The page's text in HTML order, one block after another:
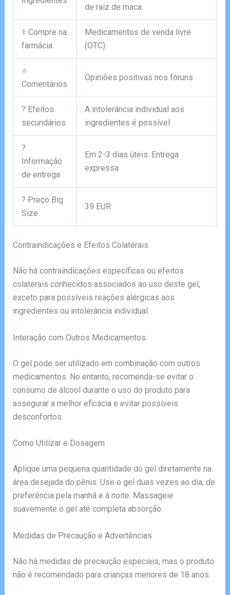
de raiz de maca
⚕️ Compre na
farmácia
Medicamentos de venda livre
(OTC)
⭐
Comentários
Opiniões positivas nos fóruns
? Efeitos
secundários
A intolerância individual aos
ingredientes é possível
?
Informação
de entrega
Em 2-3 dias úteis. Entrega
expressa
? Preço Big
Size
39 EUR
Contraindicações e Efeitos Colaterais
Não há contraindicações específicas ou efeitos
colaterais conhecidos associados ao uso deste gel,
exceto para possíveis reações alérgicas aos
ingredientes ou intolerância individual.
Interação com Outros Medicamentos
O gel pode ser utilizado em combinação com outros
medicamentos. No entanto, recomenda-se evitar o
consumo de álcool durante o uso do produto para
assegurar a melhor eficácia e evitar possíveis
desconfortos.
Como Utilizar e Dosagem
Aplique uma pequena quantidade do gel diretamente na
área desejada do pênis. Use o gel duas vezes ao dia, de
preferência pela manhã e à noite. Massageie
suavemente o gel até completa absorção.
Medidas de Precaução e Advertências
Não há medidas de precaução especiais, mas o produto
não é recomendado para crianças menores de 18 anos.